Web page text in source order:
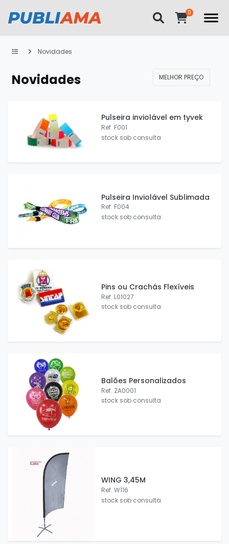
Novidades
Novidades MELHOR PREÇO
Pulseira inviolável em tyvek
Ref. F001
stock sob consulta
Pulseira Inviolável Sublimada
Ref. F004
stock sob consulta
Pins ou Crachás Flexíveis
Ref. L01027
stock sob consulta
Balões Personalizados
Ref. ZA0001
stock sob consulta
WING 3,45M
Ref. W116
stock sob consulta